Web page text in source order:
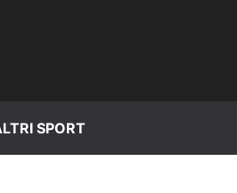
SPORT